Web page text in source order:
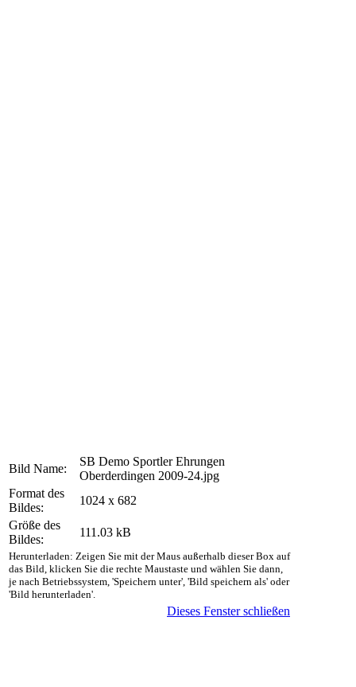
Bild Name:
SB Demo Sportler Ehrungen
Oberderdingen 2009-24.jpg
Format des
Bildes:
1024 x 682
Größe des
Bildes:
111.03 kB
Herunterladen: Zeigen Sie mit der Maus außerhalb dieser Box auf
das Bild, klicken Sie die rechte Maustaste und wählen Sie dann,
je nach Betriebssystem, 'Speichern unter', 'Bild speichern als' oder
'Bild herunterladen'.
Dieses Fenster schließen